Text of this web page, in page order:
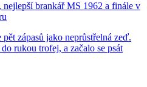
brankář MS 1962 a finále v
zápasů jako neprůstřelná zeď.
rukou trofej, a začalo se psát